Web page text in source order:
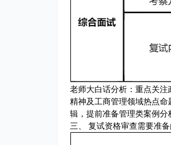
老师大白话分析： 重点关注
精神及工商管理领域热点
辑，提前准备管理类案例分
三、 复试资格审查需要准